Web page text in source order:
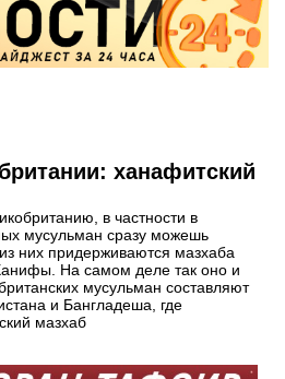
ханафитский
в частности в
мусульман сразу можешь
них придерживаются мазхаба
На самом деле так оно и
мусульман составляют
и Бангладеша, где
мазхаб